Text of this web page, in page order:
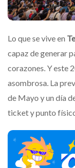
Lo que se vive en
capaz de generar
corazones. Y este
asombrosa. La
de Mayo y un día
ticket y punto